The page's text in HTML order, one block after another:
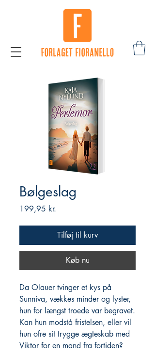
Bølgeslag
199,95 kr.
Tilføj til kurv
Køb nu
Da Olauer tvinger et kys på
Sunniva, vækkes minder og lyster,
hun for længst troede var begravet.
Kan hun modstå fristelsen, eller vil
hun ofre sit trygge ægteskab med
Viktor for en mand fra fortiden?